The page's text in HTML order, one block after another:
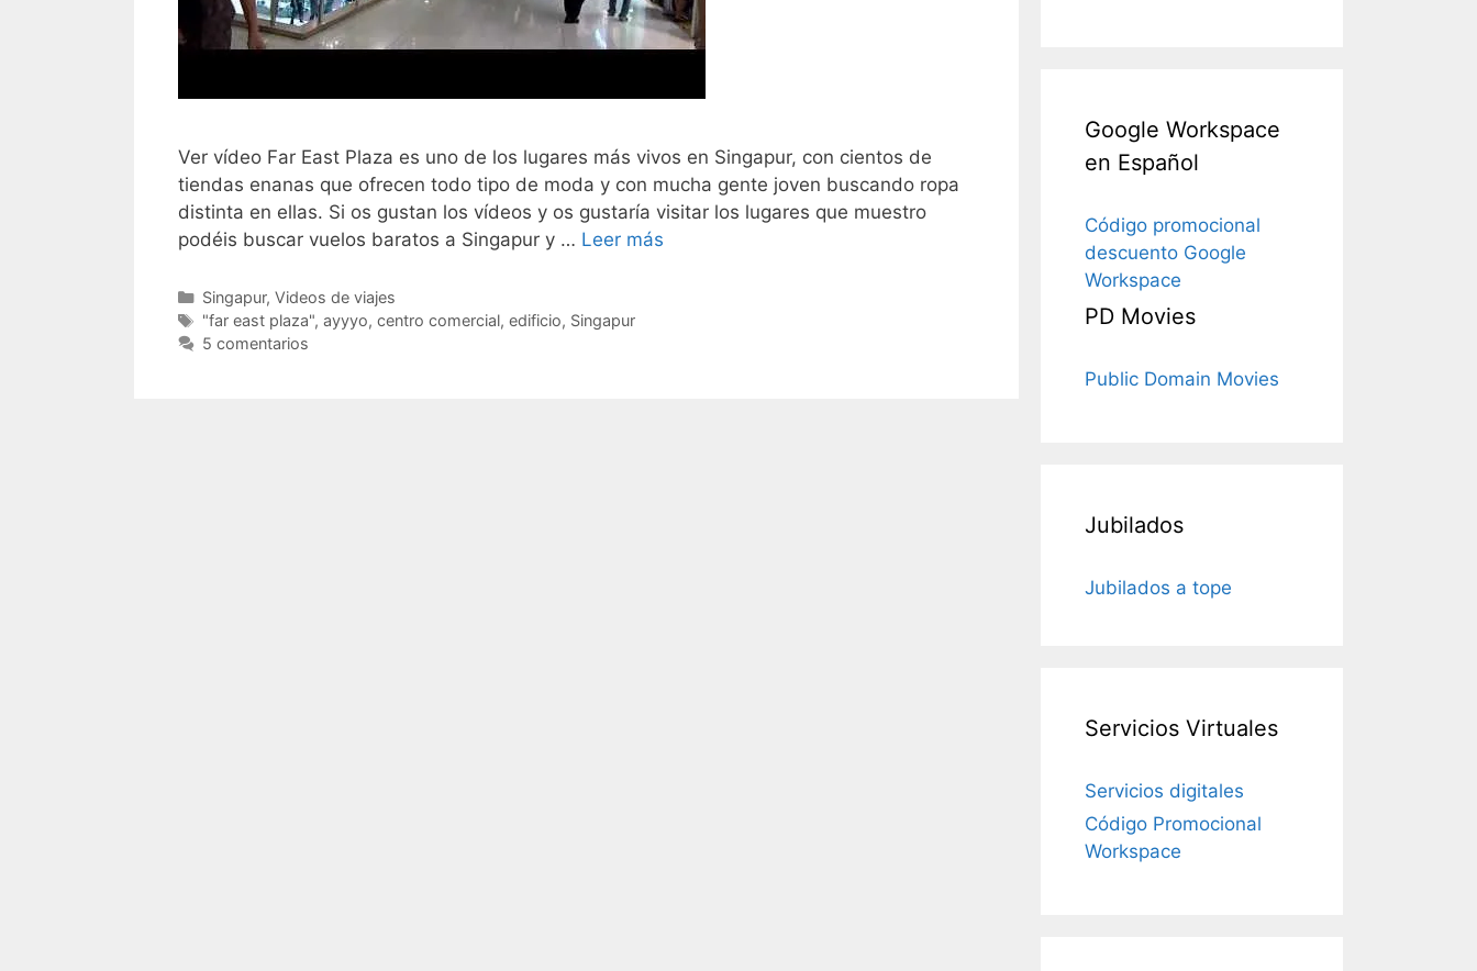
Ver vídeo Far East Plaza es uno de los lugares más vivos en Singapur, con cientos de
tiendas enanas que ofrecen todo tipo de moda y con mucha gente joven buscando ropa
distinta en ellas. Si os gustan los vídeos y os gustaría visitar los lugares que muestro
podéis buscar vuelos baratos a Singapur y … Leer más
Categorías
Singapur, Videos de viajes
Etiquetas
"far east plaza", ayyyo, centro comercial, edificio, Singapur
5 comentarios
Google Workspace
en Español
Código promocional
descuento Google
Workspace
PD Movies
Public Domain Movies
Jubilados
Jubilados a tope
Servicios Virtuales
Servicios digitales
Código Promocional
Workspace